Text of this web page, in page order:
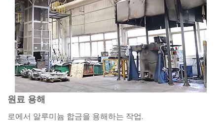
원료 용해
로에서 알루미늄 합금을 용해하는 작업.